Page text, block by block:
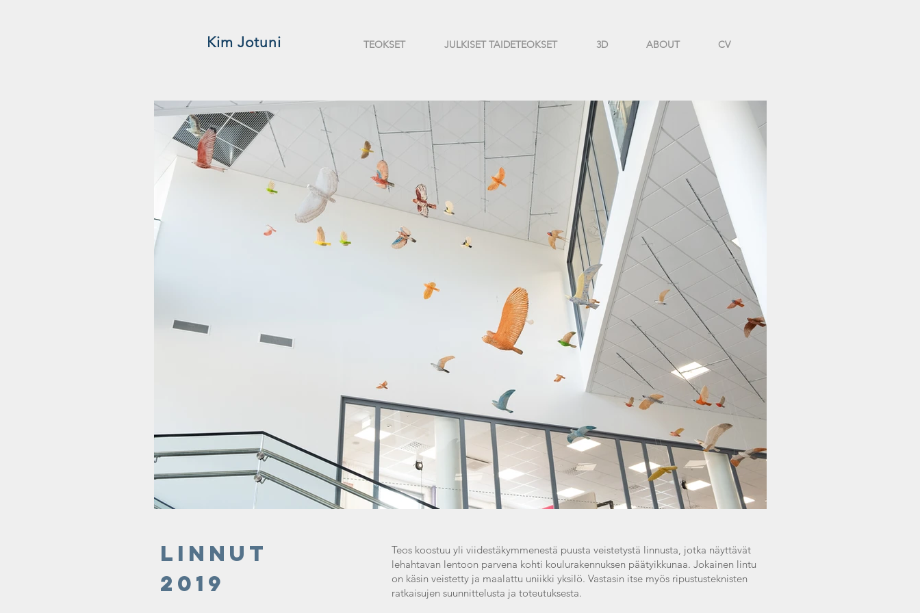
Kim Jotuni TEOKSET JULKISET TAIDETEOKSET 3D ABOUT CV
Linnut
Teos koostuu yli viidestäkymmenestä puusta veistetystä linnusta, jotka näyttävät
lehahtavan lentoon parvena kohti koulurakennuksen päätyikkunaa. Jokainen lintu
on käsin veistetty ja maalattu uniikki yksilö. Vastasin itse myös ripustusteknisten
ratkaisujen suunnittelusta ja toteutuksesta.
2019